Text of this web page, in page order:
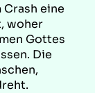
eine
woher
Gottes
Die